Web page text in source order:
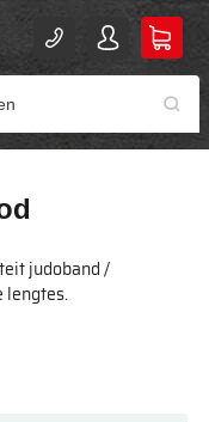
judoband /
lengtes.